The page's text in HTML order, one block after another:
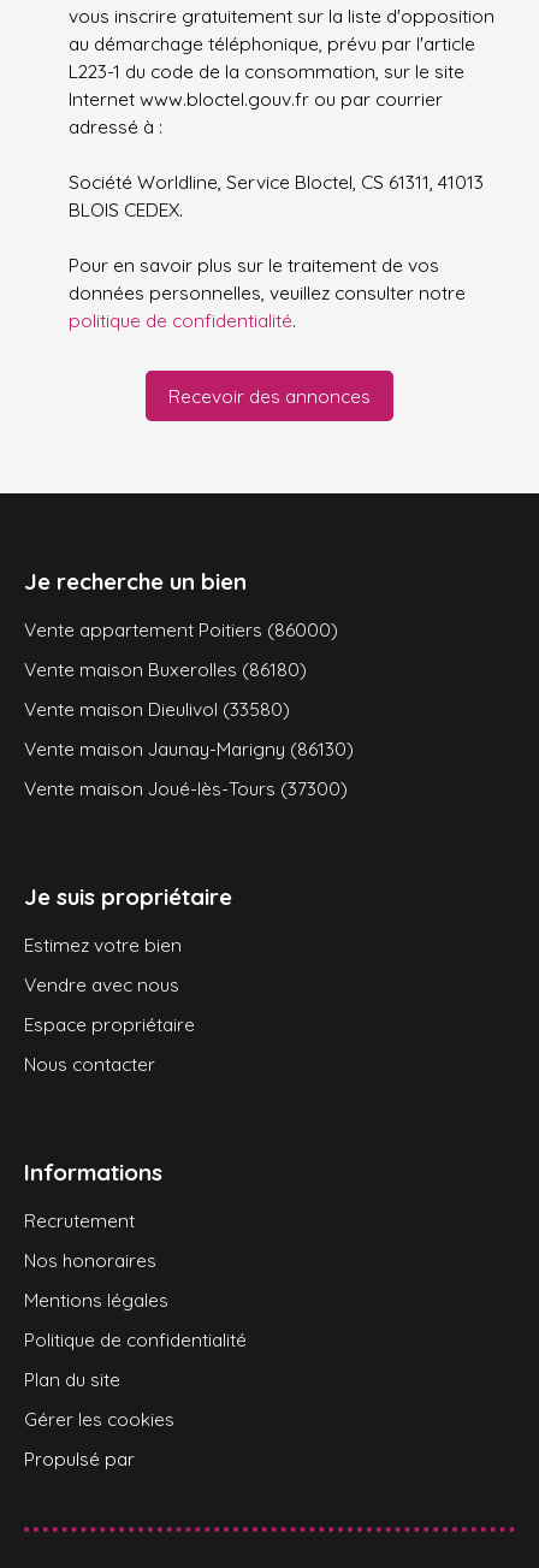
vous inscrire gratuitement sur la liste d'opposition
au démarchage téléphonique, prévu par l'article
L223-1 du code de la consommation, sur le site
Internet www.bloctel.gouv.fr ou par courrier
adressé à :
Société Worldline, Service Bloctel, CS 61311, 41013
BLOIS CEDEX.
Pour en savoir plus sur le traitement de vos
données personnelles, veuillez consulter notre
politique de confidentialité.
Recevoir des annonces
Je recherche un bien
Vente appartement Poitiers (86000)
Vente maison Buxerolles (86180)
Vente maison Dieulivol (33580)
Vente maison Jaunay-Marigny (86130)
Vente maison Joué-lès-Tours (37300)
Je suis propriétaire
Estimez votre bien
Vendre avec nous
Espace propriétaire
Nous contacter
Informations
Recrutement
Nos honoraires
Mentions légales
Politique de confidentialité
Plan du site
Gérer les cookies
Propulsé par